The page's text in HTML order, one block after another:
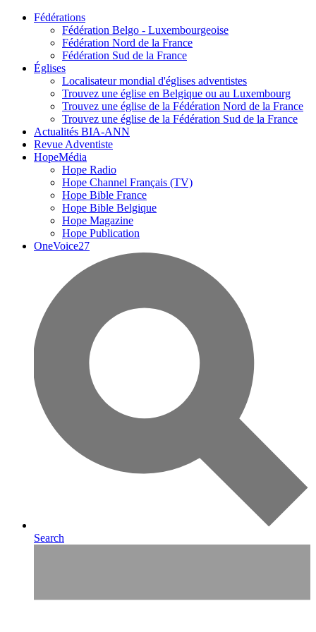
Fédérations
Fédération Belgo - Luxembourgeoise
Fédération Nord de la France
Fédération Sud de la France
Églises
Localisateur mondial d'églises adventistes
Trouvez une église en Belgique ou au Luxembourg
Trouvez une église de la Fédération Nord de la France
Trouvez une église de la Fédération Sud de la France
Actualités BIA-ANN
Revue Adventiste
HopeMédia
Hope Radio
Hope Channel Français (TV)
Hope Bible France
Hope Bible Belgique
Hope Magazine
Hope Publication
OneVoice27
Search